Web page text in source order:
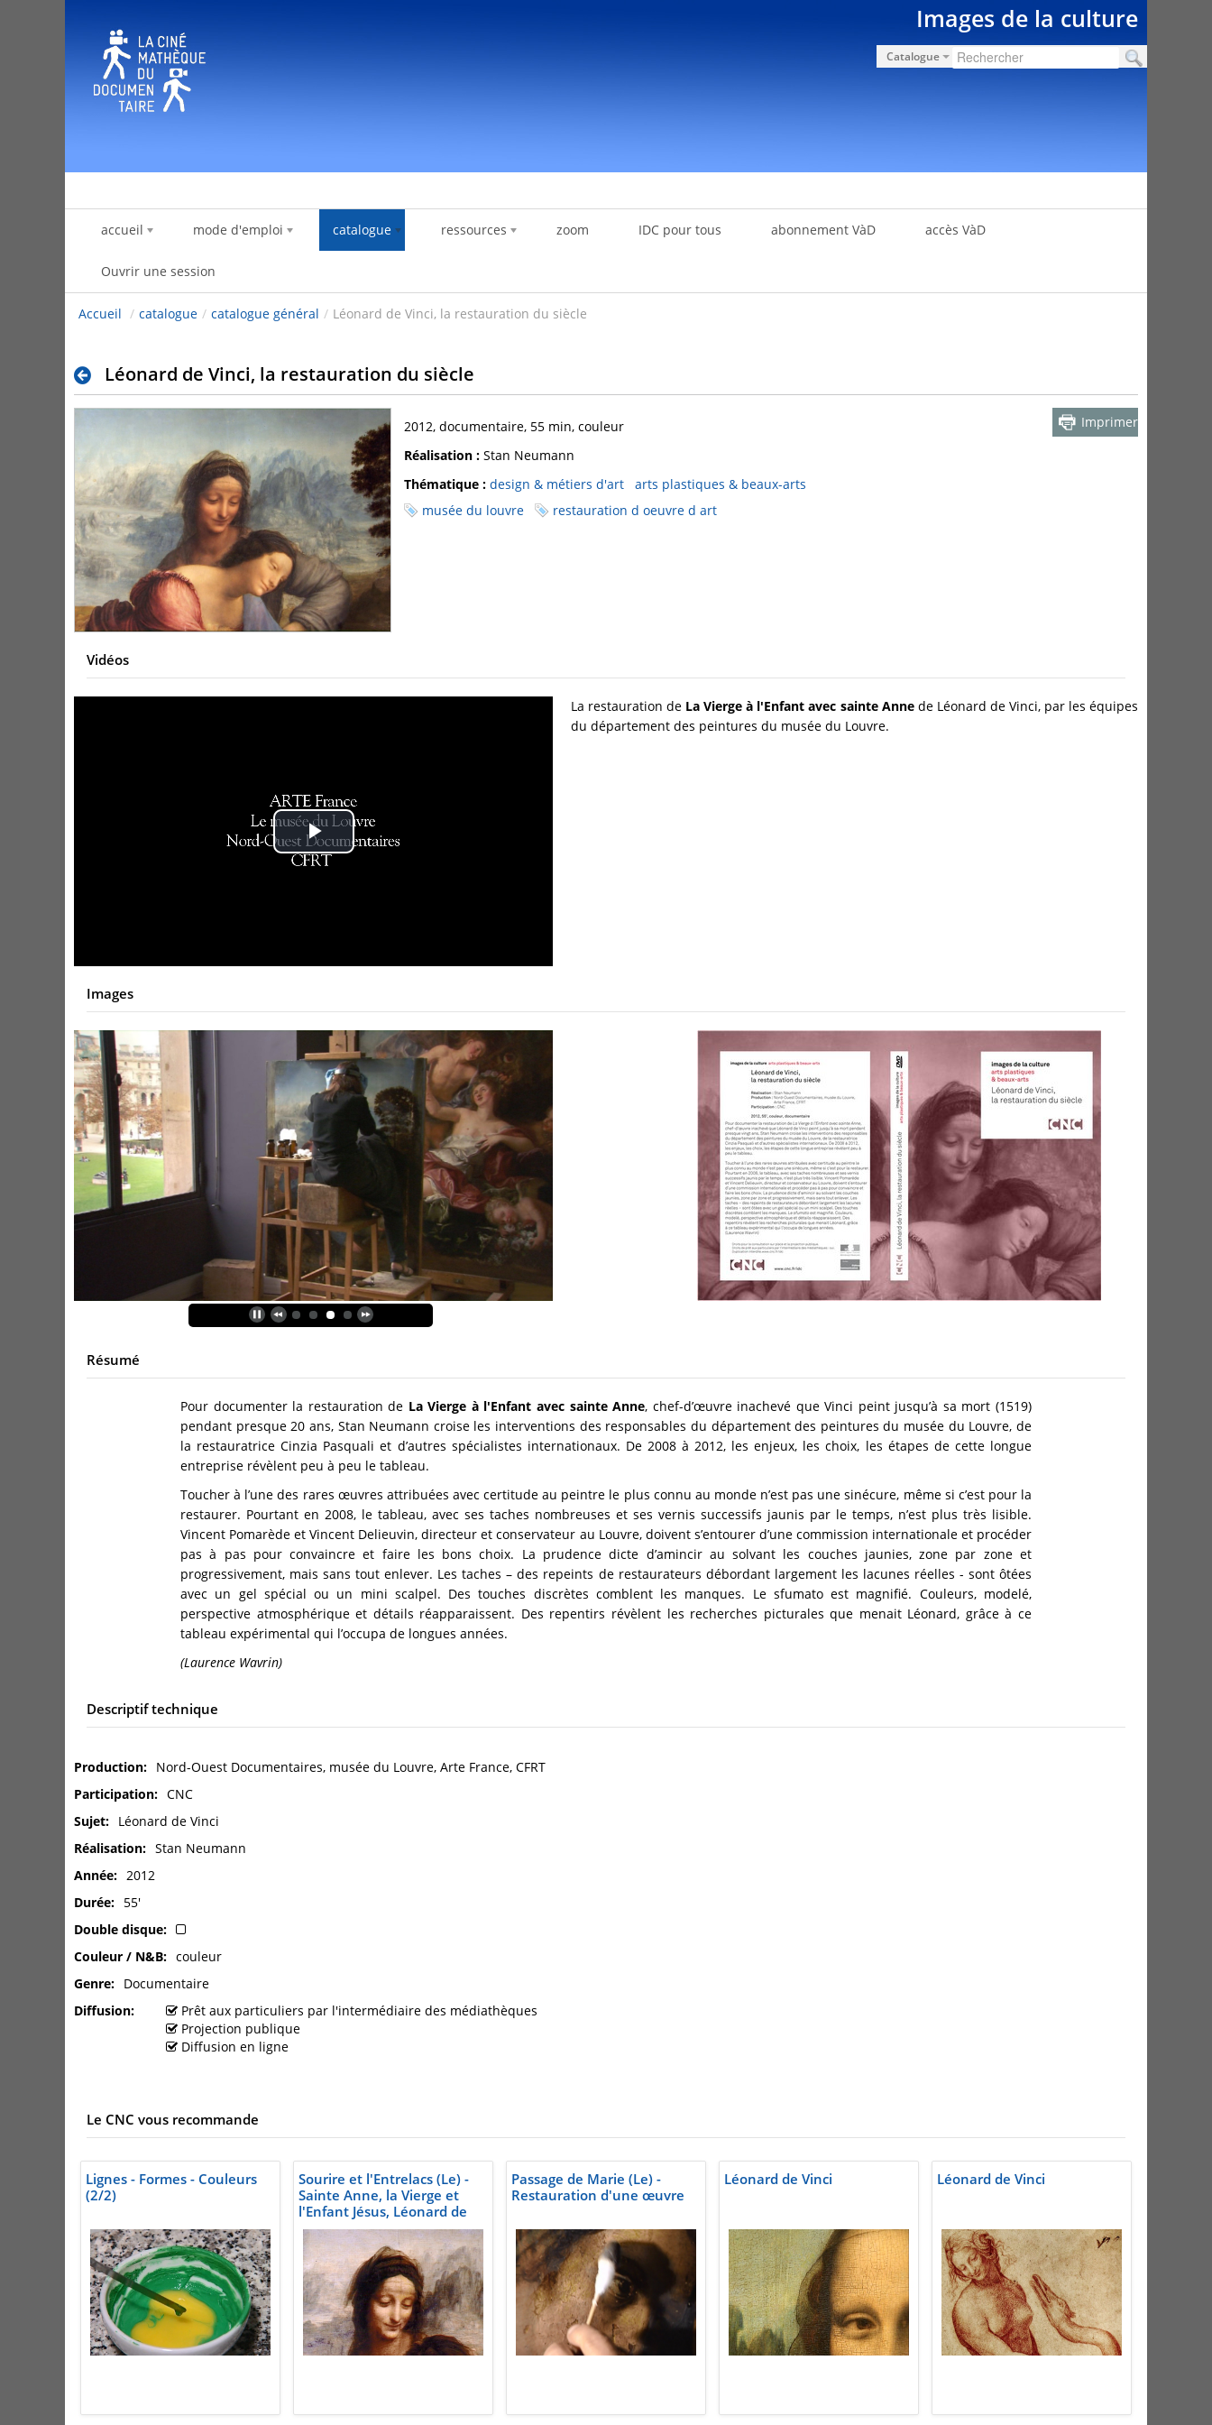
Images de la culture
Catalogue
accueil mode d'emploi catalogue ressources zoom IDC pour tous abonnement VàD accès VàD
Ouvrir une session
Accueil / catalogue / catalogue général / Léonard de Vinci, la restauration du siècle
Léonard de Vinci, la restauration du siècle
Imprimer
2012, documentaire, 55 min, couleur
Réalisation : Stan Neumann
Thématique : design & métiers d'art
arts plastiques & beaux-arts
musée du louvre
restauration d oeuvre d art
Vidéos
Play
La restauration de La Vierge à l'Enfant avec sainte Anne de Léonard de Vinci, par les équipes
du département des peintures du musée du Louvre.
Images
Résumé
Pour documenter la restauration de La Vierge à l'Enfant avec sainte Anne, chef-d’œuvre inachevé que Vinci peint jusqu’à sa mort (1519)
pendant presque 20 ans, Stan Neumann croise les interventions des responsables du département des peintures du musée du Louvre, de
la restauratrice Cinzia Pasquali et d’autres spécialistes internationaux. De 2008 à 2012, les enjeux, les choix, les étapes de cette longue
entreprise révèlent peu à peu le tableau.
Toucher à l’une des rares œuvres attribuées avec certitude au peintre le plus connu au monde n’est pas une sinécure, même si c’est pour la
restaurer. Pourtant en 2008, le tableau, avec ses taches nombreuses et ses vernis successifs jaunis par le temps, n’est plus très lisible.
Vincent Pomarède et Vincent Delieuvin, directeur et conservateur au Louvre, doivent s’entourer d’une commission internationale et procéder
pas à pas pour convaincre et faire les bons choix. La prudence dicte d’amincir au solvant les couches jaunies, zone par zone et
progressivement, mais sans tout enlever. Les taches – des repeints de restaurateurs débordant largement les lacunes réelles - sont ôtées
avec un gel spécial ou un mini scalpel. Des touches discrètes comblent les manques. Le sfumato est magnifié. Couleurs, modelé,
perspective atmosphérique et détails réapparaissent. Des repentirs révèlent les recherches picturales que menait Léonard, grâce à ce
tableau expérimental qui l’occupa de longues années.
(Laurence Wavrin)
Descriptif technique
Production
Nord-Ouest Documentaires, musée du Louvre, Arte France, CFRT
Participation
CNC
Sujet
Léonard de Vinci
Réalisation
Stan Neumann
Année
2012
Durée
55'
Double disque
Couleur / N&B
couleur
Genre
Documentaire
Diffusion
Prêt aux particuliers par l'intermédiaire des médiathèques
Projection publique
Diffusion en ligne
Le CNC vous recommande
Lignes - Formes - Couleurs
(2/2)
Sourire et l'Entrelacs (Le) -
Sainte Anne, la Vierge et
l'Enfant Jésus, Léonard de
Vinci, vers 1500-1515
Passage de Marie (Le) -
Restauration d'une œuvre
Léonard de Vinci Léonard de Vinci